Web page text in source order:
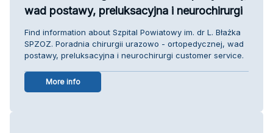
wad postawy, preluksacyjna i neurochirurgi
Find information about Szpital Powiatowy im. dr L. Błażka
SPZOZ. Poradnia chirurgii urazowo - ortopedycznej, wad
postawy, preluksacyjna i neurochirurgi customer service.
More info